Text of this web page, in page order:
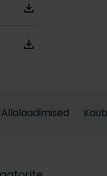
Allalaadimised